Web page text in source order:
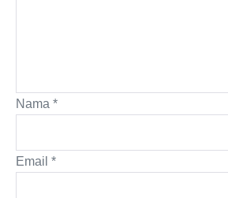
Nama *
Email *